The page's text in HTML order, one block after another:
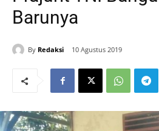
Barunya
By Redaksi 10 Agustus 2019